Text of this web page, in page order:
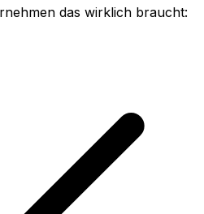
das wirklich braucht: